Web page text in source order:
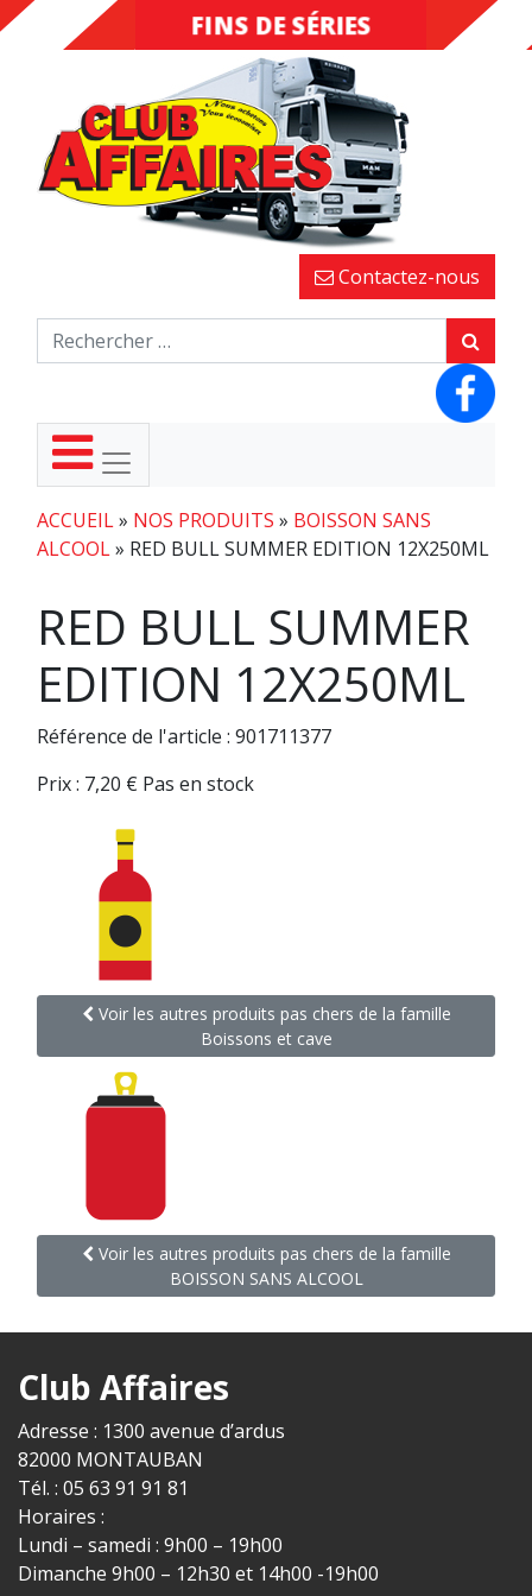
DESTOCKAGE
FINS DE SÉRIES
Contactez-nous
ACCUEIL» NOS PRODUITS » BOISSON SANS
ALCOOL» RED BULL SUMMER EDITION 12X250ML
RED BULL SUMMER
EDITION 12X250ML
Référence de l'article : 901711377
Prix : 7,20 € Pas en stock
Voir les autres produits pas chers de la famille
Boissons et cave
Voir les autres produits pas chers de la famille
BOISSON SANS ALCOOL
Club Affaires
Adresse : 1300 avenue d’ardus
82000 MONTAUBAN
Tél. : 05 63 91 91 81
Horaires :
Lundi – samedi : 9h00 – 19h00
Dimanche 9h00 – 12h30 et 14h00 -19h00